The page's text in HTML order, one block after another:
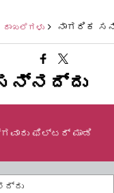
ದಾಖಲೆಗಳು ನಾಗರಿಕ
ಫಿಲ್ಟರ್ ಮಾಡಿ